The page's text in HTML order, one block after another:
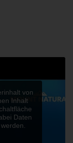
von
Inhalt
Daten
sich im Laufe
liegen auf dem
so – ohne